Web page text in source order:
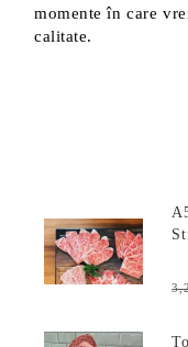
momente în care
calitate.